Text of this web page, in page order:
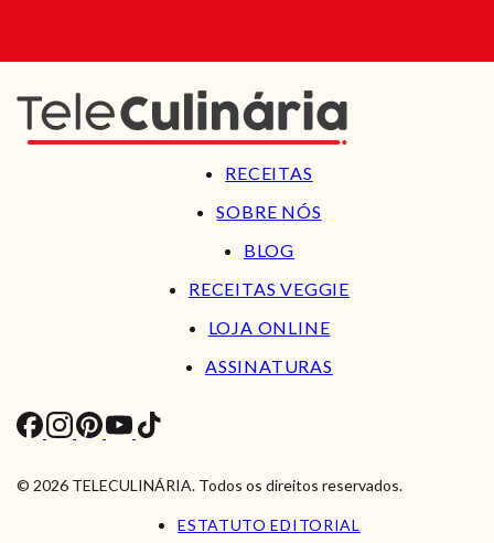
RECEITAS
SOBRE NÓS
BLOG
RECEITAS VEGGIE
LOJA ONLINE
ASSINATURAS
© 2026 TELECULINÁRIA. Todos os direitos reservados.
ESTATUTO EDITORIAL